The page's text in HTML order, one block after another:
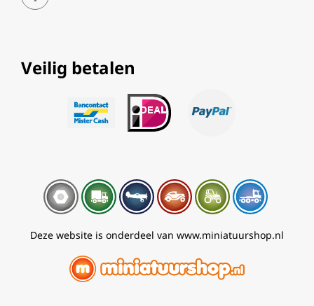
Veilig betalen
Deze website is onderdeel van www.miniatuurshop.nl